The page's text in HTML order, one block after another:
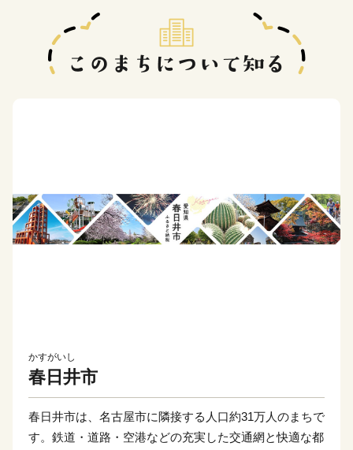
かすがいし
春日井市
春日井市は、名古屋市に隣接する人口約31万人のまちで
す。鉄道・道路・空港などの充実した交通網と快適な都